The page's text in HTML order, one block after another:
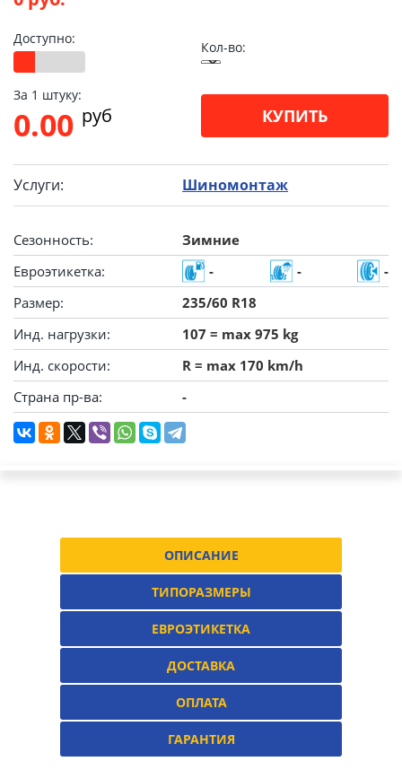
Доступно:
Кол-во:
За 1 штуку:
0.00 pуб КУПИТЬ
Услуги: Шиномонтаж
Сезонность:
Зимние
Евроэтикетка:
- -
-
Размер:
235/60 R18
Инд. нагрузки:
107 = max 975 kg
Инд. скорости:
R = max 170 km/h
Страна пр-ва:
-
ОПИСАНИЕ
ТИПОРАЗМЕРЫ
ЕВРОЭТИКЕТКА
ДОСТАВКА
ОПЛАТА
ГАРАНТИЯ